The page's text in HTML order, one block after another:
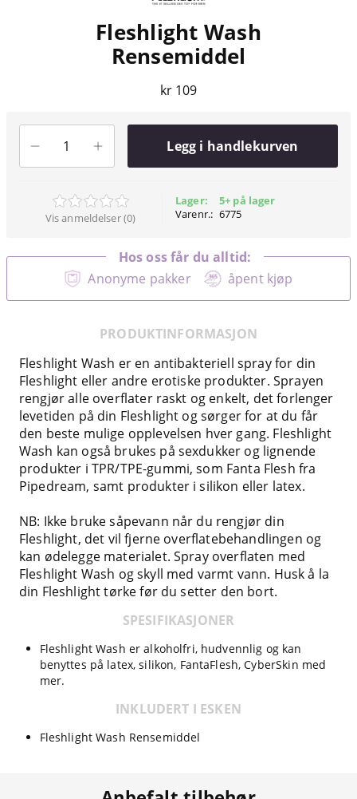
Fleshlight Wash
Rensemiddel
kr 109
Legg i handlekurven
Vis anmeldelser (0)
Lager:
Varenr.:
5+ på lager
6775
Anonyme pakker åpent kjøp
Hos oss får du alltid:
PRODUKTINFORMASJON
Fleshlight Wash er en antibakteriell spray for din
Fleshlight eller andre erotiske produkter. Sprayen
rengjør alle overflater raskt og enkelt, det forlenger
levetiden på din Fleshlight og sørger for at du får
den beste mulige opplevelsen hver gang. Fleshlight
Wash kan også brukes på sexdukker og lignende
produkter i TPR/TPE-gummi, som Fanta Flesh fra
Pipedream, samt produkter i silikon eller latex.
NB: Ikke bruke såpevann når du rengjør din
Fleshlight, det vil fjerne overflatebehandlingen og
kan ødelegge materialet. Spray overflaten med
Fleshlight Wash og skyll med varmt vann. Husk å la
din Fleshlight tørke før du setter den bort.
SPESIFIKASJONER
Fleshlight Wash er alkoholfri, hudvennlig og kan
benyttes på latex, silikon, FantaFlesh, CyberSkin med
mer.
INKLUDERT I ESKEN
Fleshlight Wash Rensemiddel